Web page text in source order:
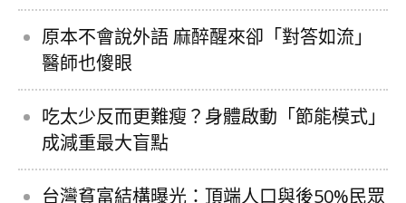
原本不會說外語 麻醉醒來卻「對答如流」
醫師也傻眼
吃太少反而更難瘦？身體啟動「節能模式」
成減重最大盲點
台灣貧富結構曝光：頂端人口與後50%民眾